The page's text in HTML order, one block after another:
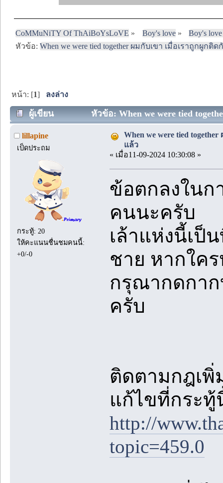
CoMMuNiTY Of ThAiBoYsLoVE » Boy's love»
Boy's
หัวข้อ:When we were tied together ผมกับเขา เมื่อเราถูกผูกติ
หน้า: [1] ลงล่าง
ผู้เขียน หัวข้อ: When we were tied
lillapine
เป็ดประถม
กระทู้: 20
ให้คะแนนชื่นชมคนนี้:
+0/-0
When we were tied
แล้ว
« เมื่อ11-09-2024 10:30:08 »
ข้อตกลงในก
คนนะครับ
เล้าแห่งนี้เป็
ชาย หากใค
กรุณากดกา
ครับ
ติดตามกฎเพิ่
แก้ไขที่กระ
http://
topic=459.0